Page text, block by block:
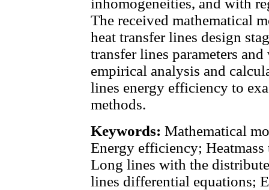
inhomogeneities, and with
The received mathematical
heat transfer lines design
transfer lines parameters
empirical analysis and
lines energy efficiency to
methods.
Keywords: Mathematical
Energy efficiency;
Long lines with the
lines differential equations;